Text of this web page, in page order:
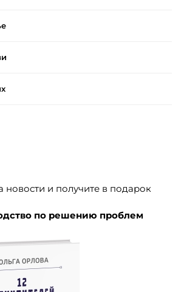
новости и получите в подарок
по решению проблем